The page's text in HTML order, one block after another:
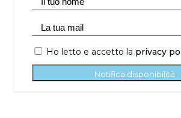
Ho letto e accetto la privacy
Notifica disponibilità